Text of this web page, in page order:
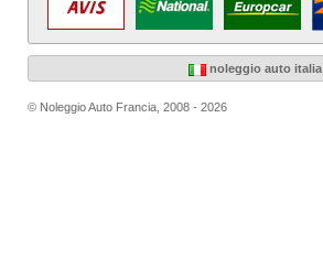
noleggio auto italia
© Noleggio Auto Francia, 2008 - 2026